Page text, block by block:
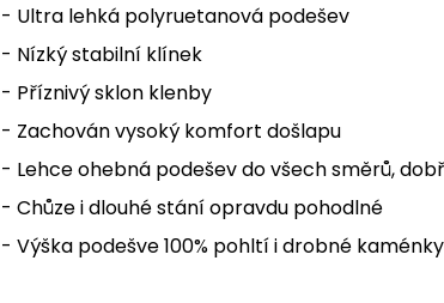
- Ultra lehká polyruetanová podešev
- Nízký stabilní klínek
- Příznivý sklon klenby
- Zachován vysoký komfort došlapu
- Lehce ohebná podešev do všech směrů,
- Chůze i dlouhé stání opravdu pohodlné
- Výška podešve 100% pohltí i drobné kaménky